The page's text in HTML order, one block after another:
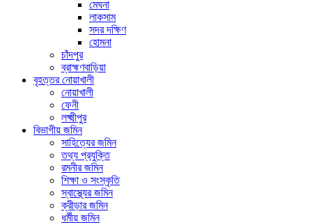
মেঘনা
লাকসাম
সদর দক্ষিণ
হোমনা
চাঁদপুর
ব্রাহ্মণবাড়িয়া
বৃহত্তর নোয়াখালী
নোয়াখালী
ফেনী
লক্ষ্মীপুর
বিভাগীয় জমিন
সাহিত্যের জমিন
তথ্য প্রযুক্তি
রমনীর জমিন
শিক্ষা ও সংস্কৃতি
স্বাস্থ্যের জমিন
ক্রীড়ার জমিন
ধর্মীয় জমিন